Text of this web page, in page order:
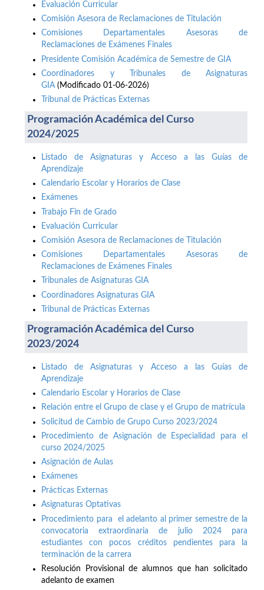
Evaluación Curricular
Comisión Asesora de Reclamaciones de Titulación
Comisiones Departamentales Asesoras de
Reclamaciones de Exámenes Finales
Presidente Comisión Académica de Semestre de GIA
Coordinadores y Tribunales de Asignaturas
GIA (Modificado 01-06-2026)
Tribunal de Prácticas Externas
Programación Académica del Curso
2024/2025
Listado de Asignaturas y Acceso a las Guías de
Aprendizaje
Calendario Escolar y Horarios de Clase
Exámenes
Trabajo Fin de Grado
Evaluación Curricular
Comisión Asesora de Reclamaciones de Titulación
Comisiones Departamentales Asesoras de
Reclamaciones de Exámenes Finales
Tribunales de Asignaturas GIA
Coordinadores Asignaturas GIA
Tribunal de Prácticas Externas
Programación Académica del Curso
2023/2024
Listado de Asignaturas y Acceso a las Guías de
Aprendizaje
Calendario Escolar y Horarios de Clase
Relación entre el Grupo de clase y el Grupo de matrícula
Solicitud de Cambio de Grupo Curso 2023/2024
Procedimiento de Asignación de Especialidad para el
curso 2024/2025
Asignación de Aulas
Exámenes
Prácticas Externas
Asignaturas Optativas
Procedimiento para el adelanto al primer semestre de la
convocatoria extraordinaria de julio 2024 para
estudiantes con pocos créditos pendientes para la
terminación de la carrera
Resolución Provisional de alumnos que han solicitado
adelanto de examen